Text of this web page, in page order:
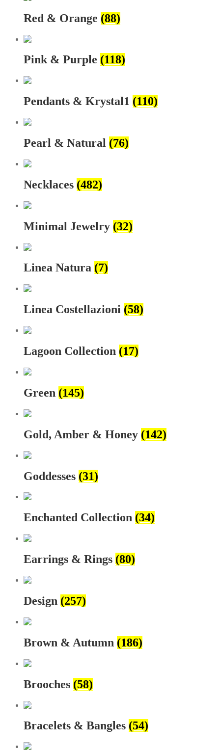
Red & Orange (88)
Pink & Purple (118)
Pendants & Krystal1 (110)
Pearl & Natural (76)
Necklaces (482)
Minimal Jewelry (32)
Linea Natura (7)
Linea Costellazioni (58)
Lagoon Collection (17)
Green (145)
Gold, Amber & Honey (142)
Goddesses (31)
Enchanted Collection (34)
Earrings & Rings (80)
Design (257)
Brown & Autumn (186)
Brooches (58)
Bracelets & Bangles (54)